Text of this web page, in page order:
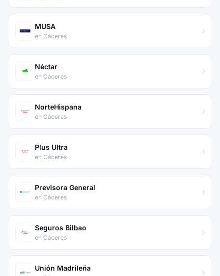
MUSA
en Cáceres
Néctar
en Cáceres
NorteHispana
en Cáceres
Plus Ultra
en Cáceres
Previsora General
en Cáceres
Seguros Bilbao
en Cáceres
Unión Madrileña